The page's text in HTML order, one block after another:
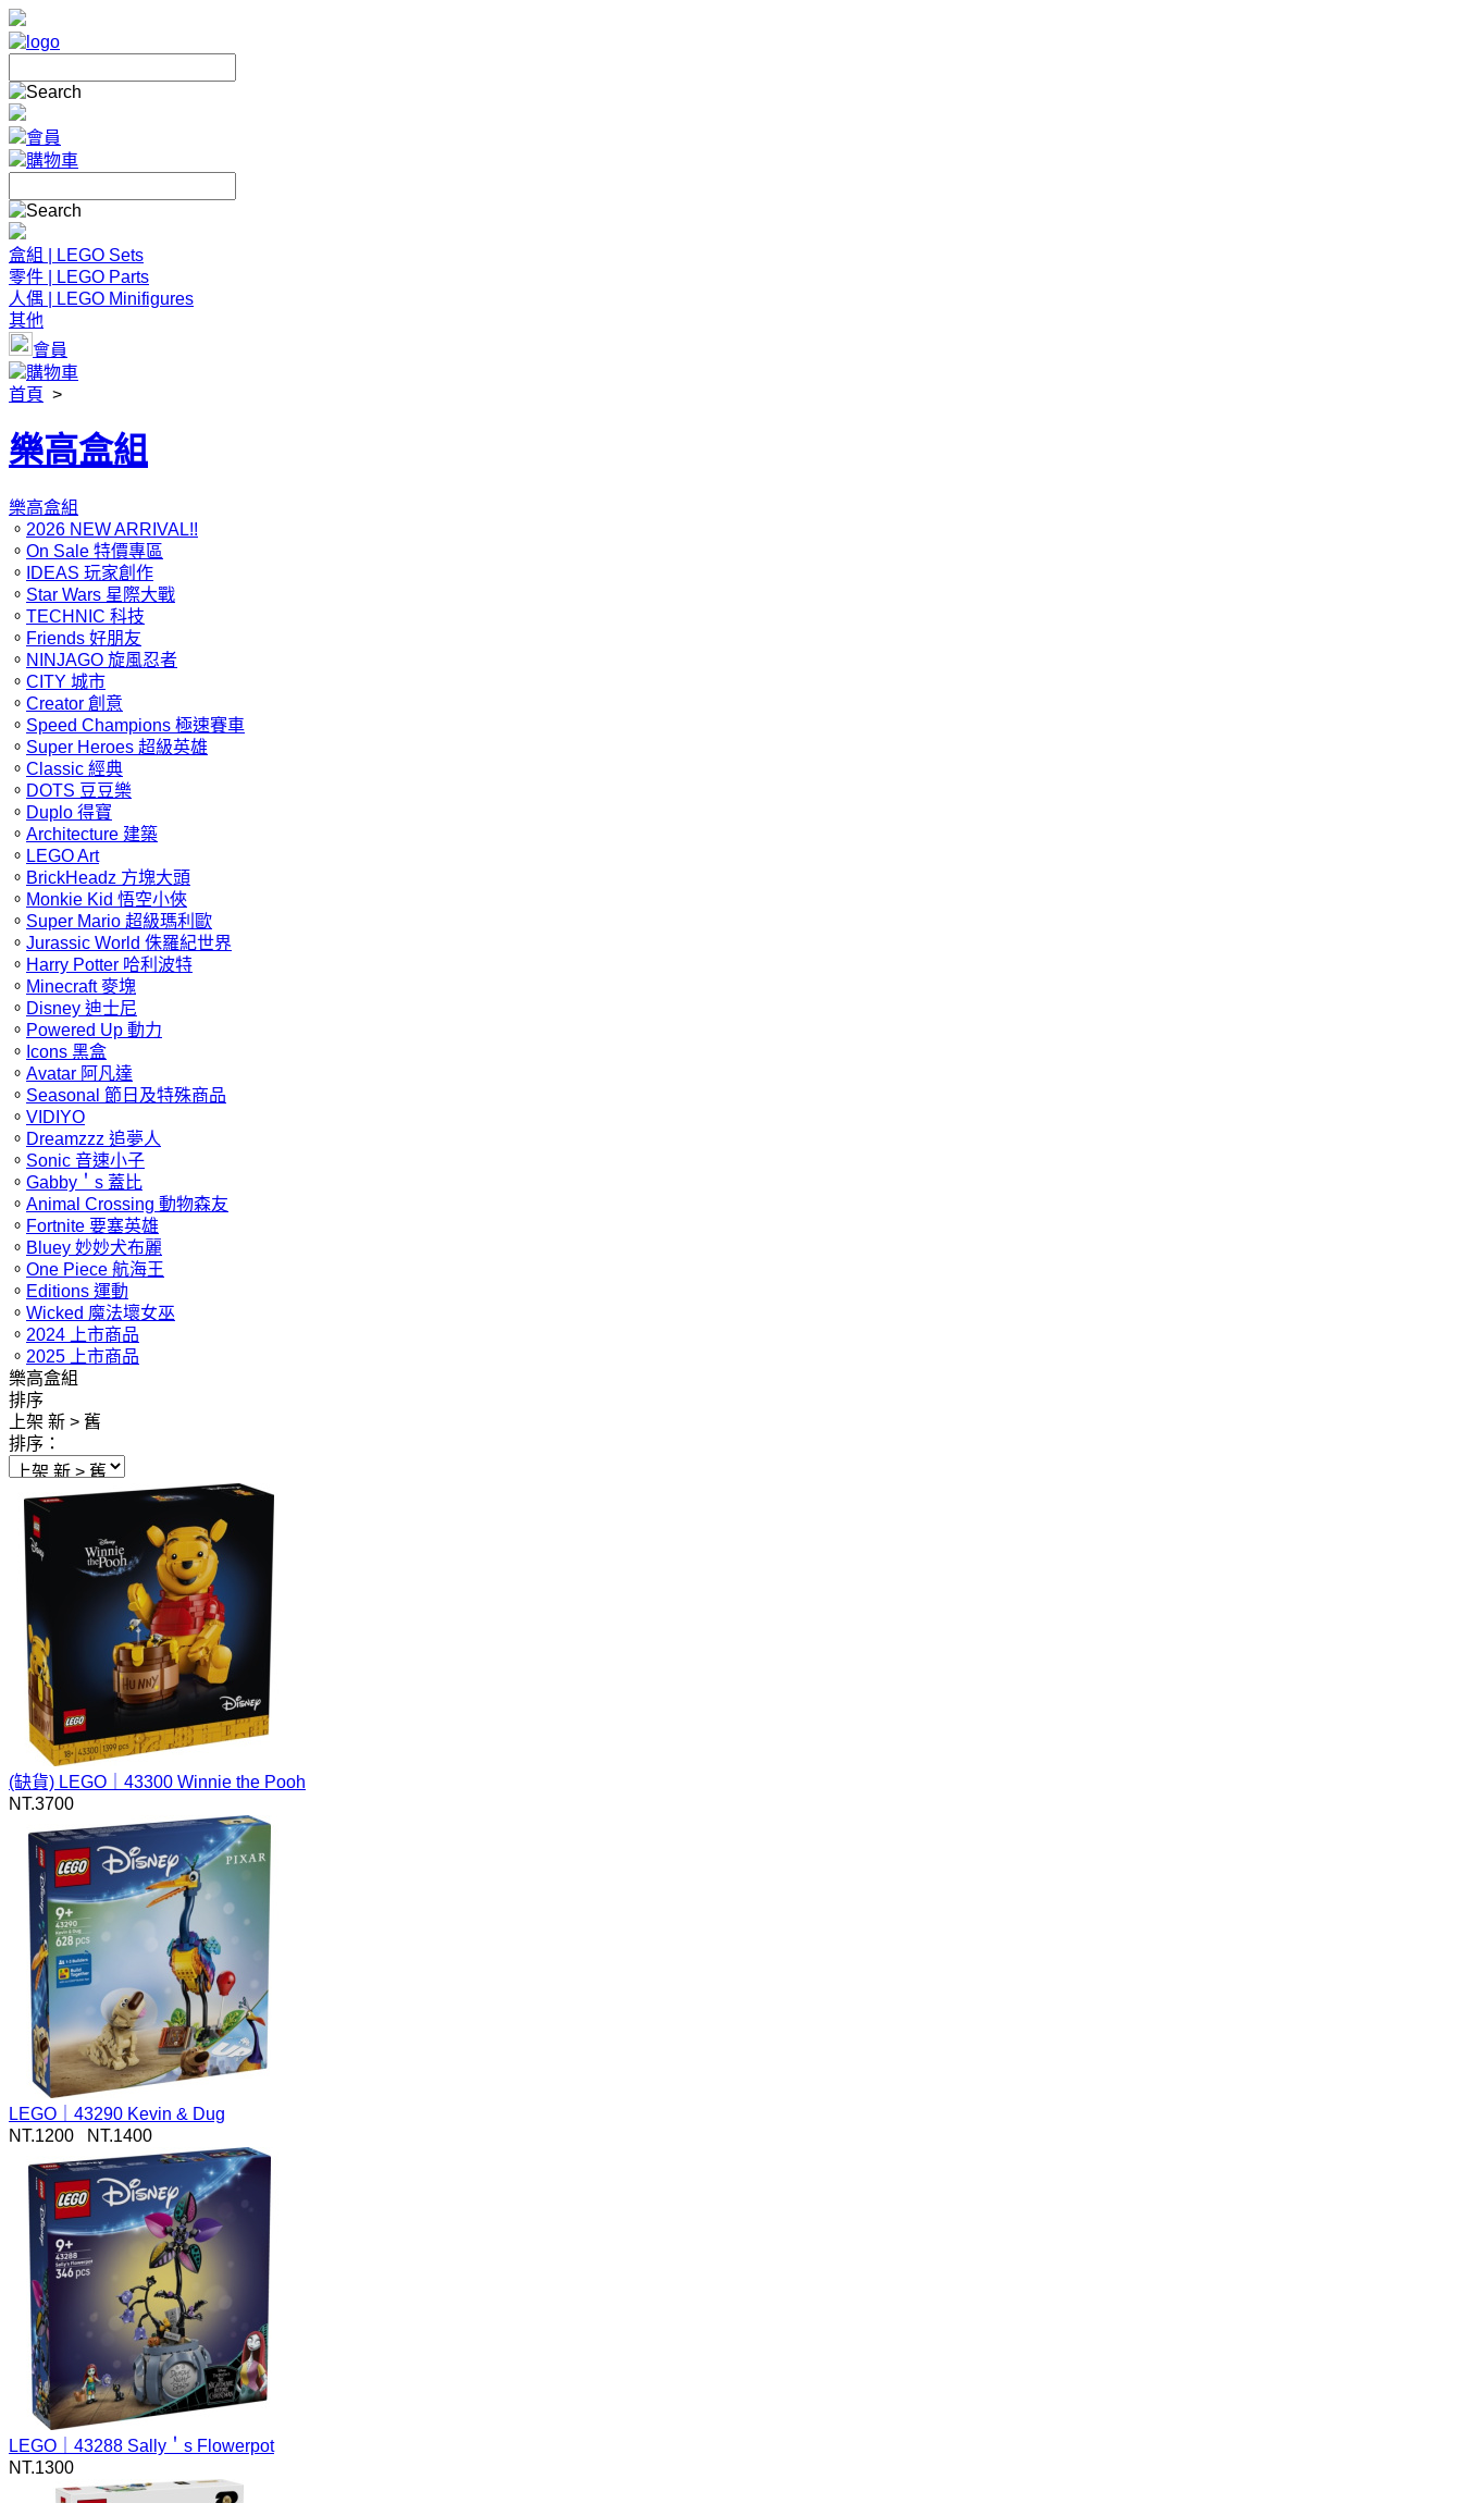
會員
購物車
盒組 | LEGO Sets
零件 | LEGO Parts
人偶 | LEGO Minifigures
其他
會員
購物車
首頁 >
樂高盒組
樂高盒組
。 2026 NEW ARRIVAL!!
。 On Sale 特價專區
。
IDEAS 玩家創作
。 Star Wars 星際大戰
。 TECHNIC 科技
。 Friends 好朋友
。 NINJAGO 旋風忍者
。 CITY 城市
。 Creator 創意
。 Speed Champions 極速賽車
。 Super Heroes 超級英雄
。 Classic 經典
。 DOTS 豆豆樂
。 Duplo 得寶
。 Architecture 建築
。 LEGO Art
。 BrickHeadz 方塊大頭
。 Monkie Kid 悟空小俠
。 Super Mario 超級瑪利歐
。 Jurassic World 侏羅紀世界
。 Harry Potter 哈利波特
。 Minecraft 麥塊
。 Disney 迪士尼
。 Powered Up 動力
。 Icons 黑盒
。 Avatar 阿凡達
。 Seasonal 節日及特殊商品
。 VIDIYO
。 Dreamzzz 追夢人
。 Sonic 音速小子
。 Gabby＇s 蓋比
。 Animal Crossing 動物森友
。 Fortnite 要塞英雄
。 Bluey 妙妙犬布麗
。 One Piece 航海王
。 Editions 運動
。 Wicked 魔法壞女巫
。 2024 上市商品
。 2025 上市商品
樂高盒組
排序
上架 新 > 舊
排序：
(缺貨) LEGO｜43300 Winnie the Pooh
NT.3700
LEGO｜43290 Kevin & Dug
NT.1200 NT.1400
LEGO｜43288 Sally＇s Flowerpot
NT.1300